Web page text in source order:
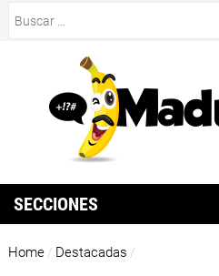
SECCIONES
Home / Destacadas /